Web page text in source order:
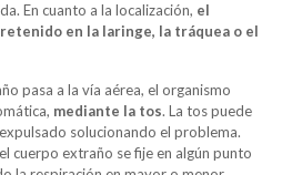
En cuanto a la localización, el
en la laringe, la tráquea o el
pasa a la vía aérea, el organismo
mediante la tos. La tos puede
solucionando el problema.
cuerpo extraño se fije en algún punto